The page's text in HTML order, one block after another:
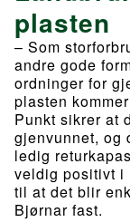
plasten
– Som
andre gode
ordninger for
plasten
Punkt sikrer at
gjenvunnet, og
ledig
veldig positivt i
til at det blir
Bjørnar fast.